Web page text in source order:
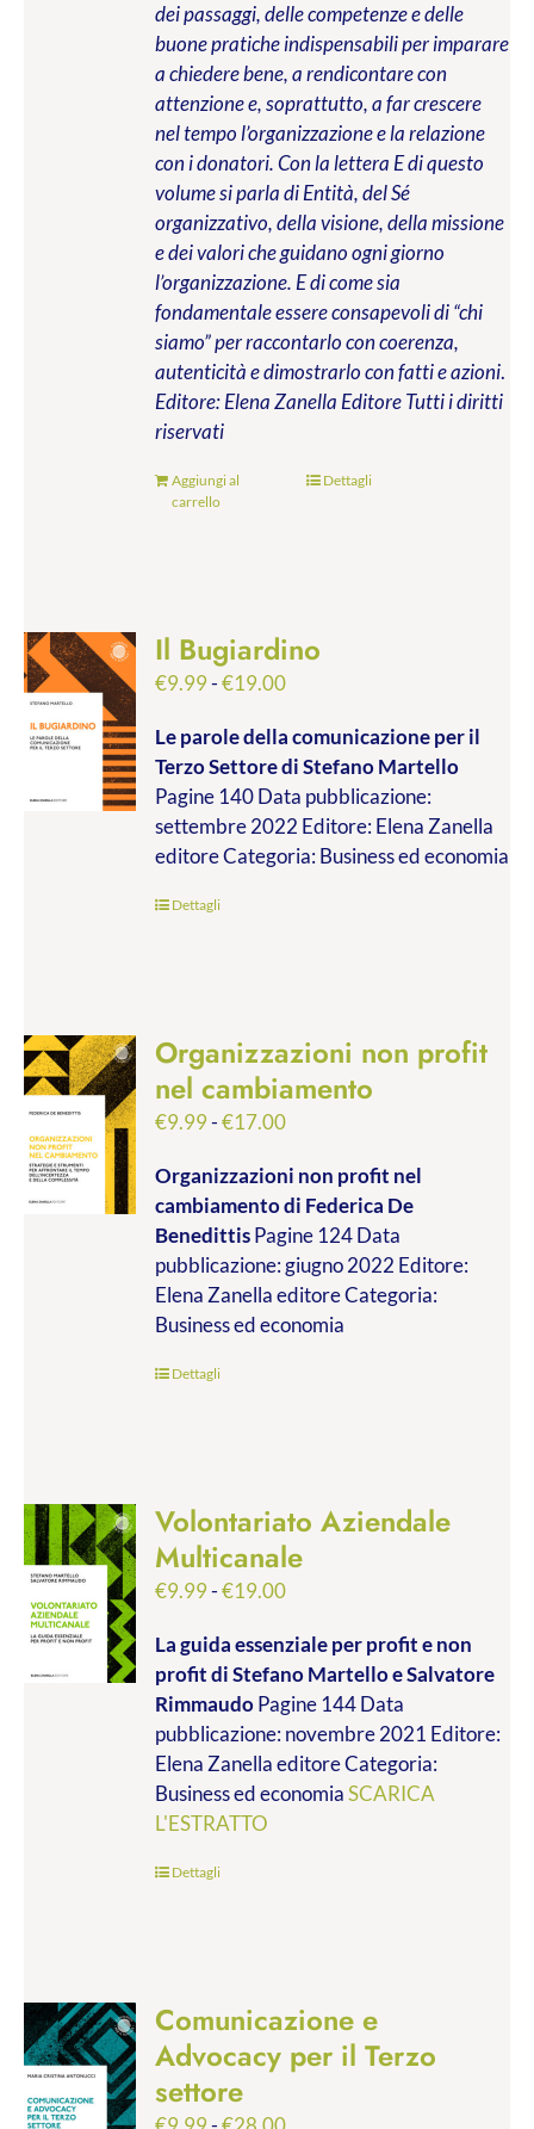
dei passaggi, delle competenze e delle
buone pratiche indispensabili per imparare
a chiedere bene, a rendicontare con
attenzione e, soprattutto, a far crescere
nel tempo l’organizzazione e la relazione
con i donatori. Con la lettera E di questo
volume si parla di Entità, del Sé
organizzativo, della visione, della missione
e dei valori che guidano ogni giorno
l’organizzazione. E di come sia
fondamentale essere consapevoli di “chi
siamo” per raccontarlo con coerenza,
autenticità e dimostrarlo con fatti e azioni.
Editore: Elena Zanella EditoreTutti i diritti
riservati
Aggiungi al
carrello
Dettagli
Il Bugiardino
€9.99-€19.00Fascia
prezzo:
da
€9.99
a
€19.00
Le parole della comunicazione per il
Terzo Settoredi Stefano Martello
Pagine 140 Data pubblicazione:
settembre 2022 Editore: Elena Zanella
editore Categoria: Business ed economia
Dettagli
Organizzazioni non profit
nel cambiamento
€9.99-€17.00Fascia
prezzo:
da
€9.99
a
€17.00
Organizzazioni non profit nel
cambiamentodi Federica De
BenedittisPagine 124 Data
pubblicazione: giugno 2022 Editore:
Elena Zanella editore Categoria:
Business ed economia
Dettagli
Volontariato Aziendale
Multicanale
€9.99-€19.00Fascia
prezzo:
da
€9.99
a
€19.00
La guida essenziale per profit e non
profitdi Stefano Martello e Salvatore
RimmaudoPagine 144 Data
pubblicazione: novembre 2021 Editore:
Elena Zanella editore Categoria:
Business ed economiaSCARICA
L'ESTRATTO
Dettagli
Comunicazione e
Advocacy per il Terzo
settore
Fascia